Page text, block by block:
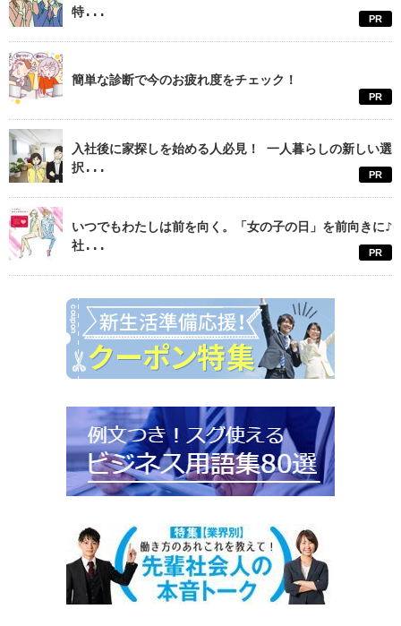
特... PR
簡単な診断で今のお疲れ度をチェック！
PR
入社後に家探しを始める人必見！ 一人暮らしの新しい選
択...
PR
いつでもわたしは前を向く。「女の子の日」を前向きに♪
社...
PR